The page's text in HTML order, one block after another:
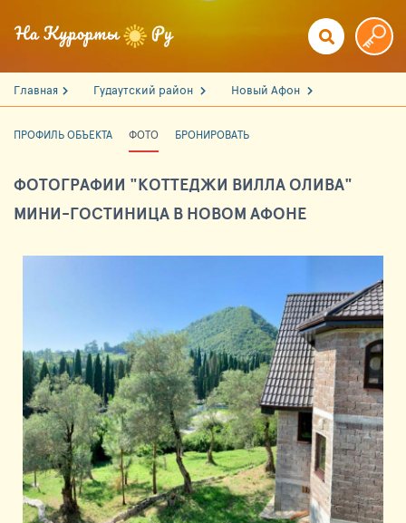
Главная Гудаутский район Новый Афон
ПРОФИЛЬ ОБЪЕКТА ФОТО БРОНИРОВАТЬ
ФОТОГРАФИИ "КОТТЕДЖИ ВИЛЛА ОЛИВА"
МИНИ-ГОСТИНИЦА В НОВОМ АФОНЕ